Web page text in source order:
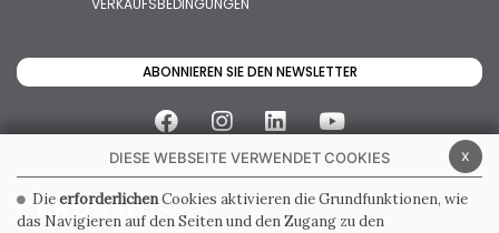
VERKAUFSBEDINGUNGEN
ABONNIEREN SIE DEN NEWSLETTER
x
DIESE WEBSEITE VERWENDET COOKIES
DieerforderlichenCookies aktivieren die Grundfunktionen, wie
das Navigieren auf den Seiten und den Zugang zu den